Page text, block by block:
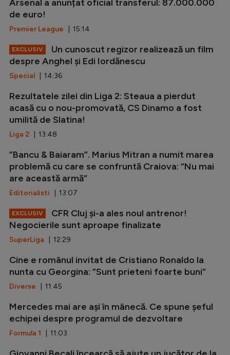
Arsenal a anunțat oficial transferul: 87.000.000
de euro!
Premier League | 15:14
EXCLUSIV
Un cunoscut regizor realizează un film
despre Anghel și Edi Iordănescu
Special | 14:36
Rezultatele zilei din Liga 2: Steaua a pierdut
acasă cu o nou-promovată, CS Dinamo a fost
umilită de Slatina!
Liga 2 | 13:48
”Bancu & Baiaram”. Marius Mitran a numit marea
problemă cu care se confruntă Craiova: ”Nu mai
are această armă”
Editorialisti | 13:07
EXCLUSIV
CFR Cluj și-a ales noul antrenor!
Negocierile sunt aproape finalizate
SuperLiga | 12:29
Cine e românul invitat de Cristiano Ronaldo la
nunta cu Georgina: ”Sunt prieteni foarte buni”
Diverse | 11:45
Mercedes mai are ași în mânecă. Ce spune șeful
echipei despre programul de dezvoltare
Formula 1 | 11:03